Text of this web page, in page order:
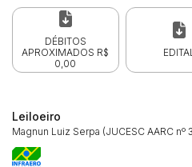
DÉBITOS
APROXIMADOS R$
0,00
EDITAL
Leiloeiro
Magnun Luiz Serpa (JUCESC AARC nº